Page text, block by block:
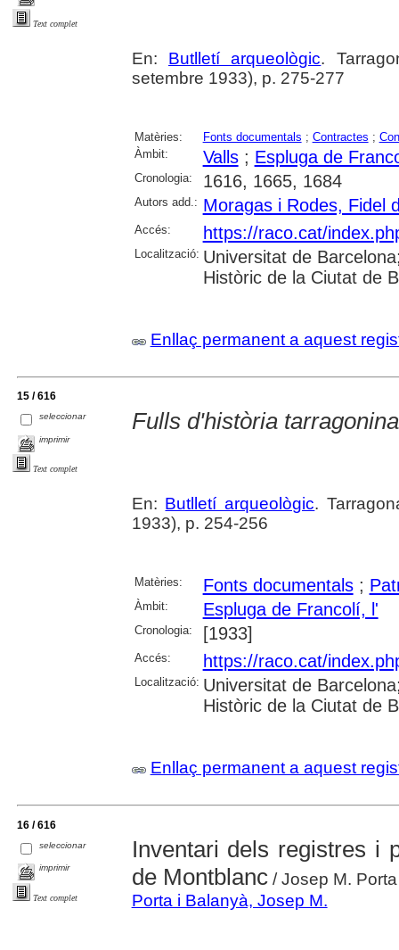
Text complet
En: Butlletí arqueològic.
setembre 1933), p. 275-277
Matèries: Fonts documentals ; Contractes ;
Àmbit:
Valls; Espluga de
Cronologia: 1616, 1665, 1684
Autors add.: Moragas i Rodes, Fidel
Accés: https://raco.cat/
Localització: Universitat de
Històric de la Ciutat de
Enllaç permanent a aquest
15 / 616
seleccionar
imprimir
Text complet
Fulls d'història tarragonina
En: Butlletí arqueològic.
1933), p. 254-256
Matèries: Fonts documentals;
Àmbit: Espluga de Francolí, l'
Cronologia: [1933]
Accés: https://raco.cat/
Localització: Universitat de
Històric de la Ciutat de
Enllaç permanent a aquest
16 / 616
seleccionar
imprimir
Text complet
Inventari dels registres i
de Montblanc/ Josep M.
Porta i Balanyà, Josep M.